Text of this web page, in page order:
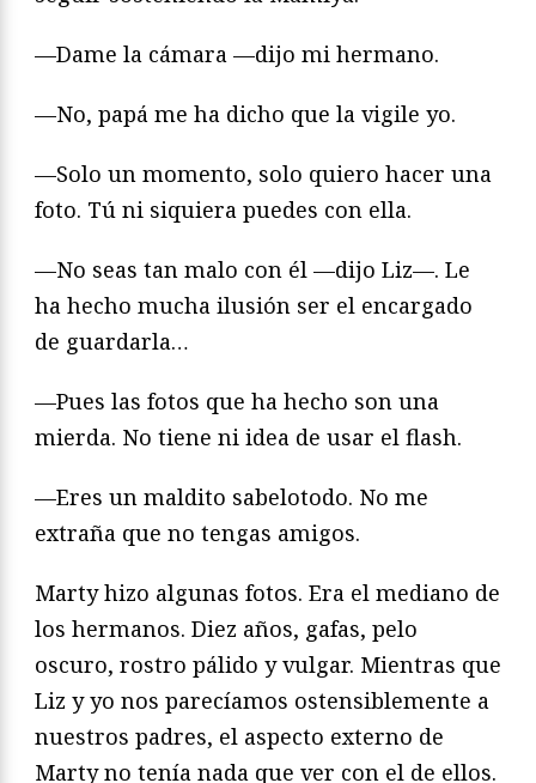
—Dame la cámara —dijo mi hermano.
—No, papá me ha dicho que la vigile yo.
—Solo un momento, solo quiero hacer una
foto. Tú ni siquiera puedes con ella.
—No seas tan malo con él —dijo Liz—. Le
ha hecho mucha ilusión ser el encargado
de guardarla…
—Pues las fotos que ha hecho son una
mierda. No tiene ni idea de usar el flash.
—Eres un maldito sabelotodo. No me
extraña que no tengas amigos.
Marty hizo algunas fotos. Era el mediano de
los hermanos. Diez años, gafas, pelo
oscuro, rostro pálido y vulgar. Mientras que
Liz y yo nos parecíamos ostensiblemente a
nuestros padres, el aspecto externo de
Marty no tenía nada que ver con el de ellos.